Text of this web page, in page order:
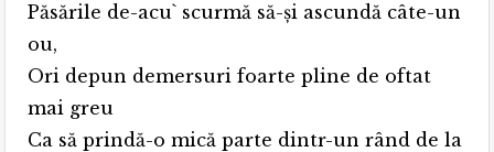
Păsările de-acu` scurmă să-şi ascundă câte-un
ou,
Ori depun demersuri foarte pline de oftat
mai greu
Ca să prindă-o mică parte dintr-un rând de la